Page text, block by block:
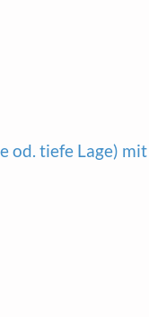
od. tiefe Lage) mit